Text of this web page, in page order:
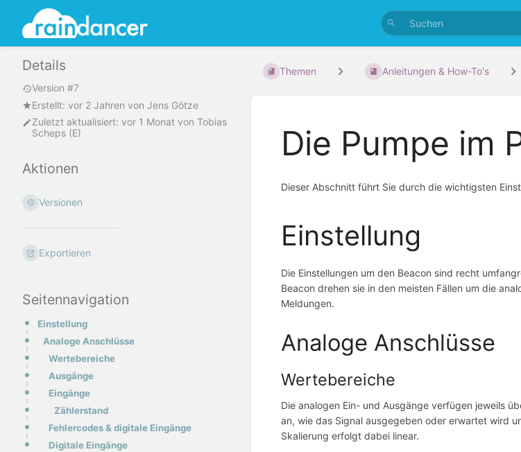
Details
Version #7
Erstellt: vor 2 Jahren von Jens Götze
Zuletzt aktualisiert: vor 1 Monat von Tobias
Scheps (E)
Aktionen
Versionen
Exportieren
Seitennavigation
Einstellung
Analoge Anschlüsse
Wertebereiche
Ausgänge
Eingänge
Zählerstand
Fehlercodes & digitale Eingänge
Digitale Eingänge
Themen Anleitungen & How-To's
Die Pumpe im
Dieser Abschnitt führt Sie durch die wichtigsten
Einstellung
Die Einstellungen um den Beacon sind recht
Beacon drehen sie in den meisten Fällen um die
Meldungen.
Analoge Anschlüsse
Wertebereiche
Die analogen Ein- und Ausgänge verfügen jeweils
an, wie das Signal ausgegeben oder erwartet wird
Skalierung erfolgt dabei linear.